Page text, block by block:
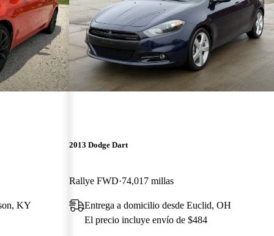
KY
2013 Dodge Dart
Rallye FWD 74,017 millas
Entrega a domicilio desde Euclid, OH
El precio incluye envío de $484